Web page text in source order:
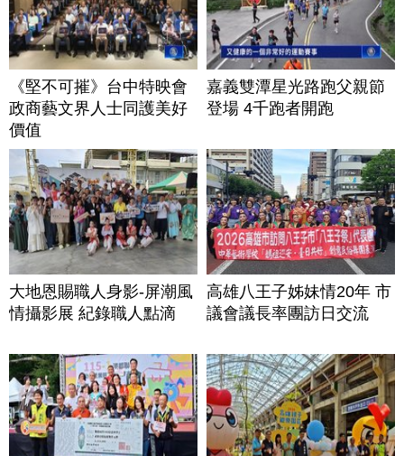
《堅不可摧》台中特映會
政商藝文界人士同護美好
價值
嘉義雙潭星光路跑父親節
登場 4千跑者開跑
大地恩賜職人身影-屏潮風
情攝影展 紀錄職人點滴
高雄八王子姊妹情20年 市
議會議長率團訪日交流